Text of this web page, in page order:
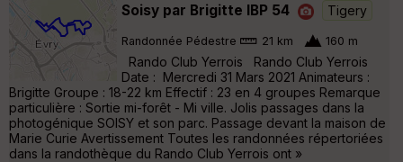
Soisy par Brigitte IBP 54
Tigery
Randonnée Pédestre 21 km 160 m
Rando Club Yerrois Rando Club Yerrois
Date : Mercredi 31 Mars 2021 Animateurs :
Brigitte Groupe : 18-22 km Effectif : 23 en 4 groupes Remarque
particulière : Sortie mi-forêt - Mi ville. Jolis passages dans la
photogénique SOISY et son parc. Passage devant la maison de
Marie Curie Avertissement Toutes les randonnées répertoriées
dans la randothèque du Rando Club Yerrois ont »